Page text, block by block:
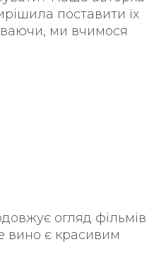
поставити їх
ми вчимося
огляд фільмів
вино є красивим